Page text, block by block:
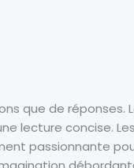
que de
lecture concise.
passionnante